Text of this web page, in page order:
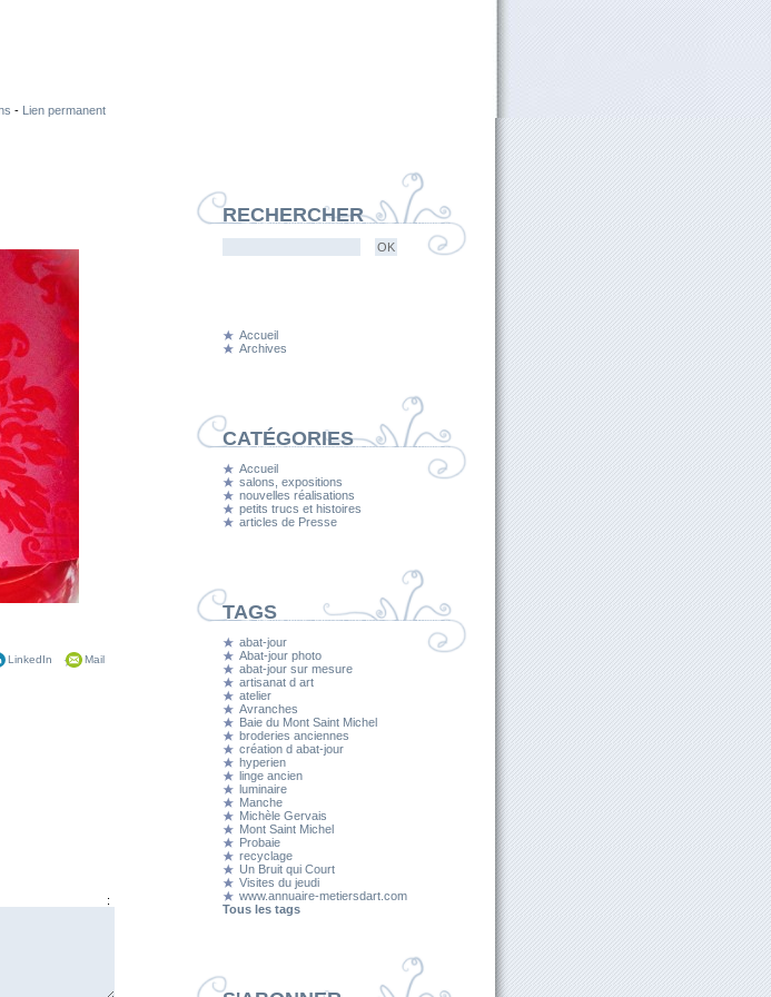
- Lien permanent
LinkedIn Mail
:
RECHERCHER
Accueil
Archives
CATÉGORIES
Accueil
salons, expositions
nouvelles réalisations
petits trucs et histoires
articles de Presse
TAGS
abat-jour
Abat-jour photo
abat-jour sur mesure
artisanat d art
atelier
Avranches
Baie du Mont Saint Michel
broderies anciennes
création d abat-jour
hyperien
linge ancien
luminaire
Manche
Michèle Gervais
Mont Saint Michel
Probaie
recyclage
Un Bruit qui Court
Visites du jeudi
www.annuaire-metiersdart.com
Tous les tags